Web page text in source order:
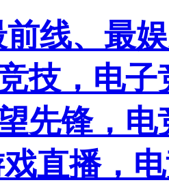
线、最
技，电
先锋，
直播，